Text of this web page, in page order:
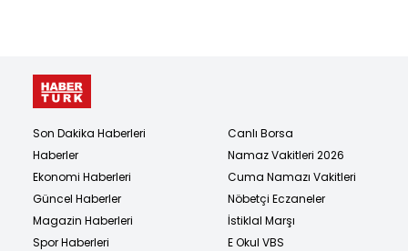
Son Dakika Haberleri
Haberler
Ekonomi Haberleri
Güncel Haberler
Magazin Haberleri
Spor Haberleri
Canlı Borsa
Namaz Vakitleri 2026
Cuma Namazı Vakitleri
Nöbetçi Eczaneler
İstiklal Marşı
E Okul VBS